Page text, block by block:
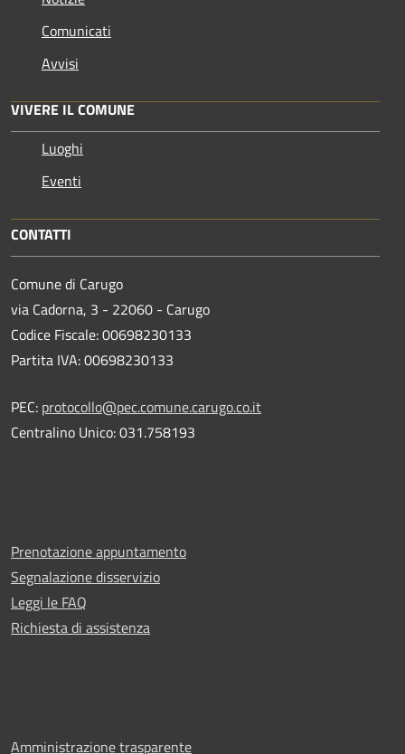
Comunicati
Avvisi
VIVERE IL COMUNE
Luoghi
Eventi
CONTATTI
Comune di Carugo
via Cadorna, 3 - 22060 - Carugo
Codice Fiscale: 00698230133
Partita IVA: 00698230133
PEC: protocollo@pec.comune.carugo.co.it
Centralino Unico: 031.758193
Prenotazione appuntamento
Segnalazione disservizio
Leggi le FAQ
Richiesta di assistenza
Amministrazione trasparente